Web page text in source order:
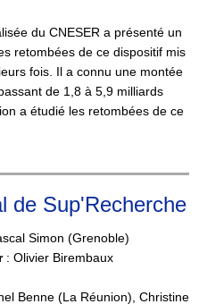
du CNESER a présenté un
retombées de ce dispositif mis
fois. Il a connu une montée
de 1,8 à 5,9 milliards
a étudié les retombées de ce
de Sup'Recherche
Simon (Grenoble)
: Olivier Birembaux
Benne (La Réunion), Christine